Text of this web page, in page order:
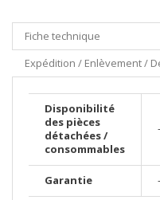
Fiche technique
Expédition / Enlèvement /
Disponibilité
des pièces
détachées /
consommables
-
Garantie -